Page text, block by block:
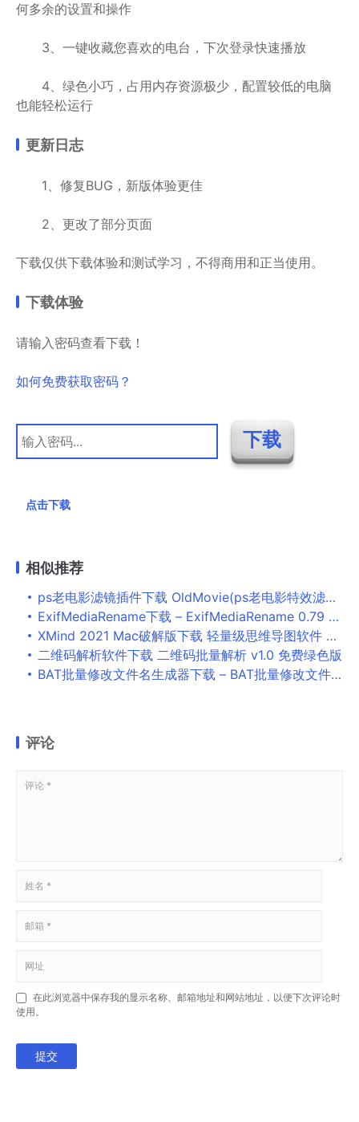
何多余的设置和操作
3、一键收藏您喜欢的电台，下次登录快速播放
4、绿色小巧，占用内存资源极少，配置较低的电脑
也能轻松运行
更新日志
1、修复BUG，新版体验更佳
2、更改了部分页面
下载仅供下载体验和测试学习，不得商用和正当使用。
下载体验
请输入密码查看下载！
如何免费获取密码？
点击下载
相似推荐
ps老电影滤镜插件下载 OldMovie(ps老电影特效滤镜插件) v1.3 免费版
ExifMediaRename下载 – ExifMediaRename 0.79 官方版
XMind 2021 Mac破解版下载 轻量级思维导图软件 XMind 2021 for Mac v11.1.1 中文免激活版
二维码解析软件下载 二维码批量解析 v1.0 免费绿色版
BAT批量修改文件名生成器下载 – BAT批量修改文件名生成器 免费版
评论
在此浏览器中保存我的显示名称、邮箱地址和网站地址，以便下次评论时
使用。
提交